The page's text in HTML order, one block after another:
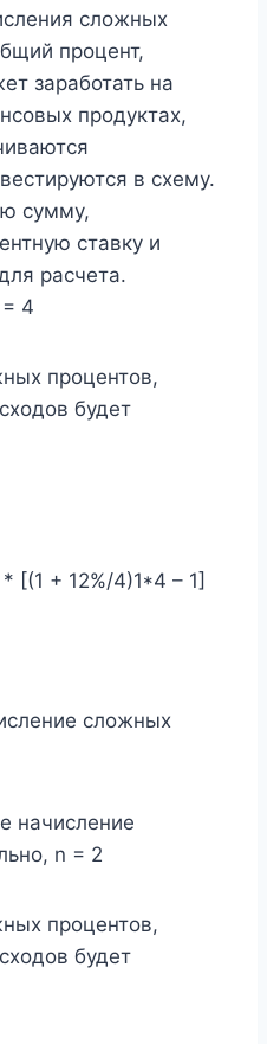
сложных
процент,
заработать на
продуктах,
в схему.
сумму,
ставку и
расчета.
4
процентов,
будет
[(1 + 12%/4)1*4 – 1]
сложных
начисление
n = 2
процентов,
будет